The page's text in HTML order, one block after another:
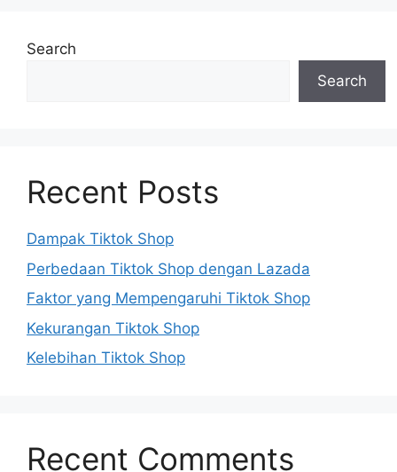
Search
Search
Recent Posts
Dampak Tiktok Shop
Perbedaan Tiktok Shop dengan Lazada
Faktor yang Mempengaruhi Tiktok Shop
Kekurangan Tiktok Shop
Kelebihan Tiktok Shop
Recent Comments